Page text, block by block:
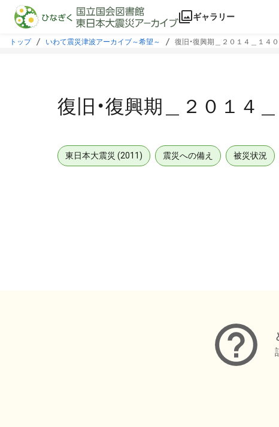
本文に飛ぶ
ギャラリー
トップ いわて震災津波アーカイブ～希望～ 復旧・復興期＿２０１４＿１４
復旧・復興期＿２０１４
東日本大震災 (2011) 震災への備え 被災状況